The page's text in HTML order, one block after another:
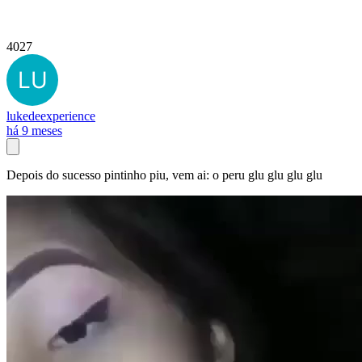
4027
lukedeexperience
há 9 meses
Depois do sucesso pintinho piu, vem ai: o peru glu glu glu glu